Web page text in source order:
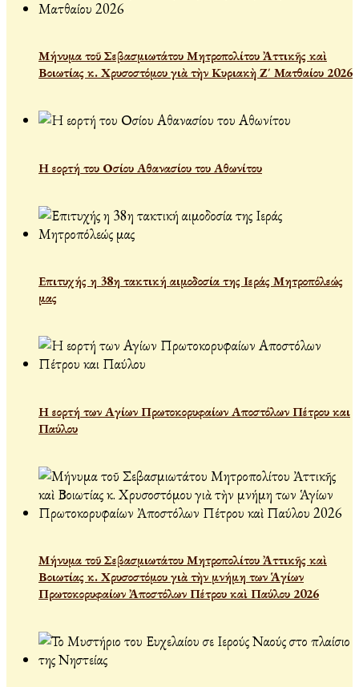
Μήνυμα τοῦ Σεβασμιωτάτου Μητροπολίτου Ἀττικῆς καὶ
Βοιωτίας κ. Χρυσοστόμου γιὰ τὴν Κυριακὴ Ζ΄ Ματθαίου 2026
Η εορτή του Οσίου Αθανασίου του Αθωνίτου
Επιτυχής η 38η τακτική αιμοδοσία της Ιεράς Μητροπόλεώς
μας
Η εορτή των Αγίων Πρωτοκορυφαίων Αποστόλων Πέτρου και
Παύλου
Μήνυμα τοῦ Σεβασμιωτάτου Μητροπολίτου Ἀττικῆς καὶ
Βοιωτίας κ. Χρυσοστόμου γιὰ τὴν μνήμη των Ἁγίων
Πρωτοκορυφαίων Ἀποστόλων Πέτρου καὶ Παύλου 2026